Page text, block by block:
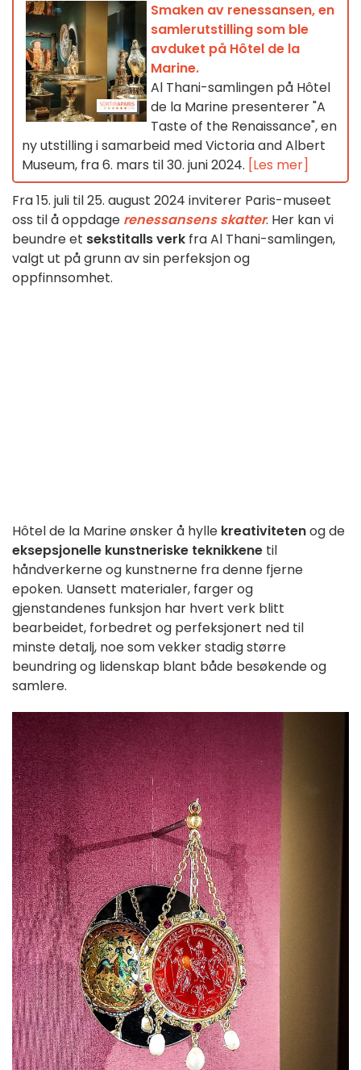
Smaken av renessansen, en
samlerutstilling som ble
avduket på Hôtel de la
Marine.
Al Thani-samlingen på Hôtel
de la Marine presenterer "A
Taste of the Renaissance", en
ny utstilling i samarbeid med Victoria and Albert
Museum, fra 6. mars til 30. juni 2024. [Les mer]
Fra 15. juli til 25. august 2024 inviterer Paris-museet
oss til å oppdage renessansens skatter. Her kan vi
beundre et sekstitalls verk fra Al Thani-samlingen,
valgt ut på grunn av sin perfeksjon og
oppfinnsomhet.
Hôtel de la Marine ønsker å hylle kreativitetenog de
eksepsjonelle kunstneriske teknikkene til
håndverkerne og kunstnerne fra denne fjerne
epoken. Uansett materialer, farger og
gjenstandenes funksjon har hvert verk blitt
bearbeidet, forbedret og perfeksjonert ned til
minste detalj, noe som vekker stadig større
beundring og lidenskap blant både besøkende og
samlere.